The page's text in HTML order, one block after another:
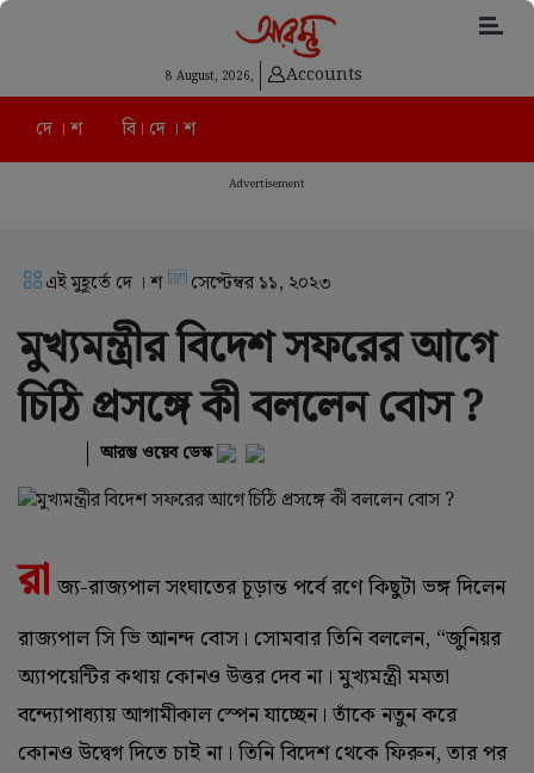
8 August, 2026, Accounts
দে । শ বি। দে । শ
Advertisement
এই মুহূর্তে দে । শ সেপ্টেম্বর ১১, ২০২৩
মুখ্যমন্ত্রীর বিদেশ সফরের আগে
চিঠি প্রসঙ্গে কী বললেন বোস ?
আরম্ভ ওয়েব ডেস্ক
রা জ্য-রাজ্যপাল সংঘাতের চূড়ান্ত পর্বে রণে কিছুটা ভঙ্গ দিলেন
রাজ্যপাল সি ভি আনন্দ বোস। সোমবার তিনি বললেন, “জুনিয়র
অ্যাপয়েন্টির কথায় কোনও উত্তর দেব না। মুখ্যমন্ত্রী মমতা
বন্দ্যোপাধ্যায় আগামীকাল স্পেন যাচ্ছেন। তাঁকে নতুন করে
কোনও উদ্বেগ দিতে চাই না। তিনি বিদেশ থেকে ফিরুন, তার পর